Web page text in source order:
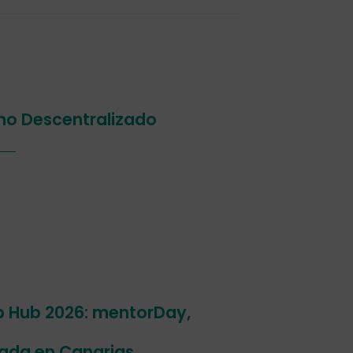
Descentralizado
2026: mentorDay,